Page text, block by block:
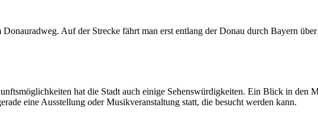
Auf der Strecke fährt man erst entlang der Donau durch Bayern
hat die Stadt auch einige Sehenswürdigkeiten. Ein Blick in den
eine Ausstellung oder Musikveranstaltung statt, die besucht werden kann.